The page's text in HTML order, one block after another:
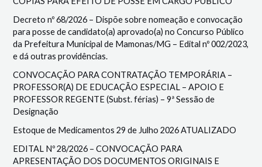
Decreto nº 68/2026 – Dispõe sobre nomeação e convocação
para posse de candidato(a) aprovado(a) no Concurso Público
da Prefeitura Municipal de Mamonas/MG – Edital nº 002/2023,
e dá outras providências.
CONVOCAÇÃO PARA CONTRATAÇÃO TEMPORÁRIA –
PROFESSOR(A) DE EDUCAÇÃO ESPECIAL – APOIO E
PROFESSOR REGENTE (Subst. férias) – 9ª Sessão de
Designação
Estoque de Medicamentos 29 de Julho 2026 ATUALIZADO
EDITAL Nº 28/2026 – CONVOCAÇÃO PARA
APRESENTAÇÃO DOS DOCUMENTOS ORIGINAIS E